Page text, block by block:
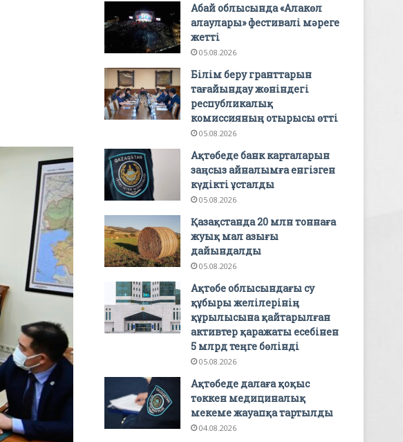
Абай облысында «Алакөл
алаулары» фестивалі мәреге
жетті
05.08.2026
Білім беру гранттарын
тағайындау жөніндегі
республикалық
комиссияның отырысы өтті
05.08.2026
Ақтөбеде банк карталарын
заңсыз айналымға енгізген
күдікті ұсталды
05.08.2026
Қазақстанда 20 млн тоннаға
жуық мал азығы
дайындалды
05.08.2026
Ақтөбе облысындағы су
құбыры желілерінің
құрылысына қайтарылған
активтер қаражаты есебінен
5 млрд теңге бөлінді
05.08.2026
Ақтөбеде далаға қоқыс
төккен медициналық
мекеме жауапқа тартылды
04.08.2026